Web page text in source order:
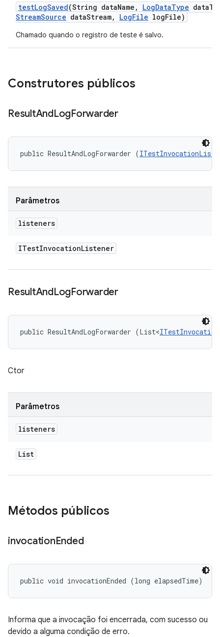
testLogSaved(String dataName , LogDataType data
StreamSource dataStream, LogFile logFile)
Chamado quando o registro de teste é salvo.
Construtores públicos
ResultAndLogForwarder
public ResultAndLogForwarder (
Parâmetros
listeners
ITestInvocationListener
ResultAndLogForwarder
public ResultAndLogForwarder (List<
Ctor
Parâmetros
listeners
List
Métodos públicos
invocationEnded
public void invocationEnded (long elapsedTime)
Informa que a invocação foi encerrada, com sucesso ou
devido a alguma condição de erro.